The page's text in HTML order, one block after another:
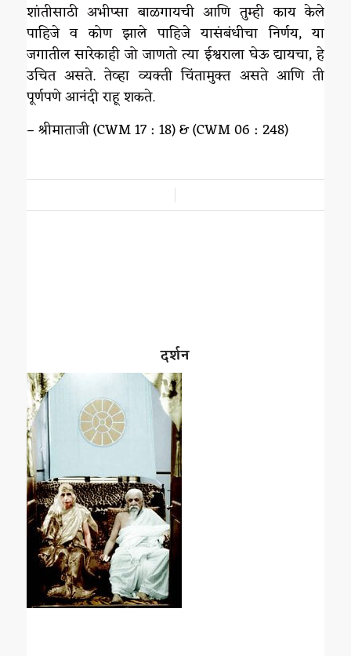
शांतीसाठी अभीप्सा बाळगायची आणि तुम्ही काय केले
पाहिजे व कोण झाले पाहिजे यासंबंधीचा निर्णय, या
जगातील सारेकाही जो जाणतो त्या ईश्वराला घेऊ द्यायचा, हे
उचित असते. तेव्हा व्यक्ती चिंतामुक्त असते आणि ती
पूर्णपणे आनंदी राहू शकते.
– श्रीमाताजी (CWM 17 : 18) & (CWM 06 : 248)
दर्शन